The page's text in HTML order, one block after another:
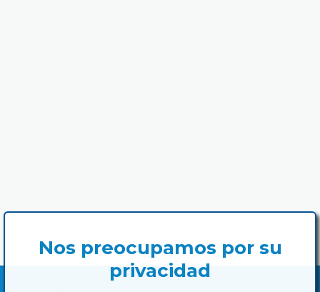
Nos preocupamos por su
privacidad